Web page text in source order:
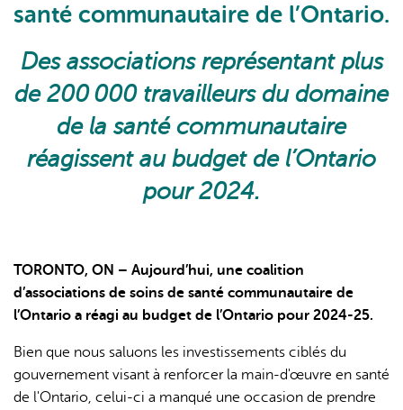
santé communautaire de l’Ontario.
Des associations représentant plus
de 200 000 travailleurs du domaine
de la santé communautaire
réagissent au budget de l’Ontario
pour 2024.
TORONTO, ON – Aujourd’hui, une coalition
d’associations de soins de santé communautaire de
l’Ontario a réagi au budget de l’Ontario pour 2024-25.
Bien que nous saluons les investissements ciblés du
gouvernement visant à renforcer la main-d'œuvre en santé
de l'Ontario, celui-ci a manqué une occasion de prendre